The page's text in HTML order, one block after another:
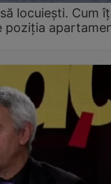
locuiești. Cum
poziția